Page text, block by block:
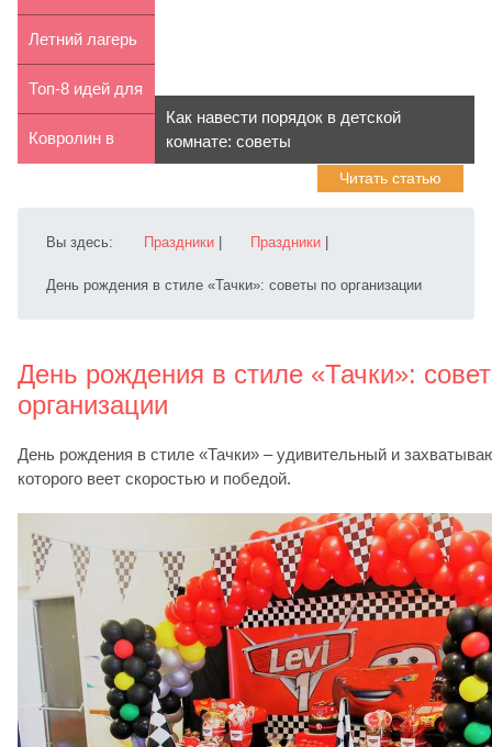
какие бывают
...
спортивно-
туристических
...
Летний лагерь
в Odesa
Metropoli...
Топ-8 идей для
празднования
Ковролин в
особенности
Как навести порядок в детской
комнате: советы
Читать статью
Вы здесь: Праздники Праздники
День рождения в стиле «Тачки»: советы по организации
День рождения в стиле «Тачки»:
организации
День рождения в стиле «Тачки» – удивительный и
которого веет скоростью и победой.